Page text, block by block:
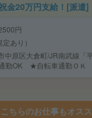
金20万円支給！[派遣]
円
あり）
中原区大倉町/JR南武線「
勤OK ★自転車通勤ＯＫ
ちらのお仕事もオス